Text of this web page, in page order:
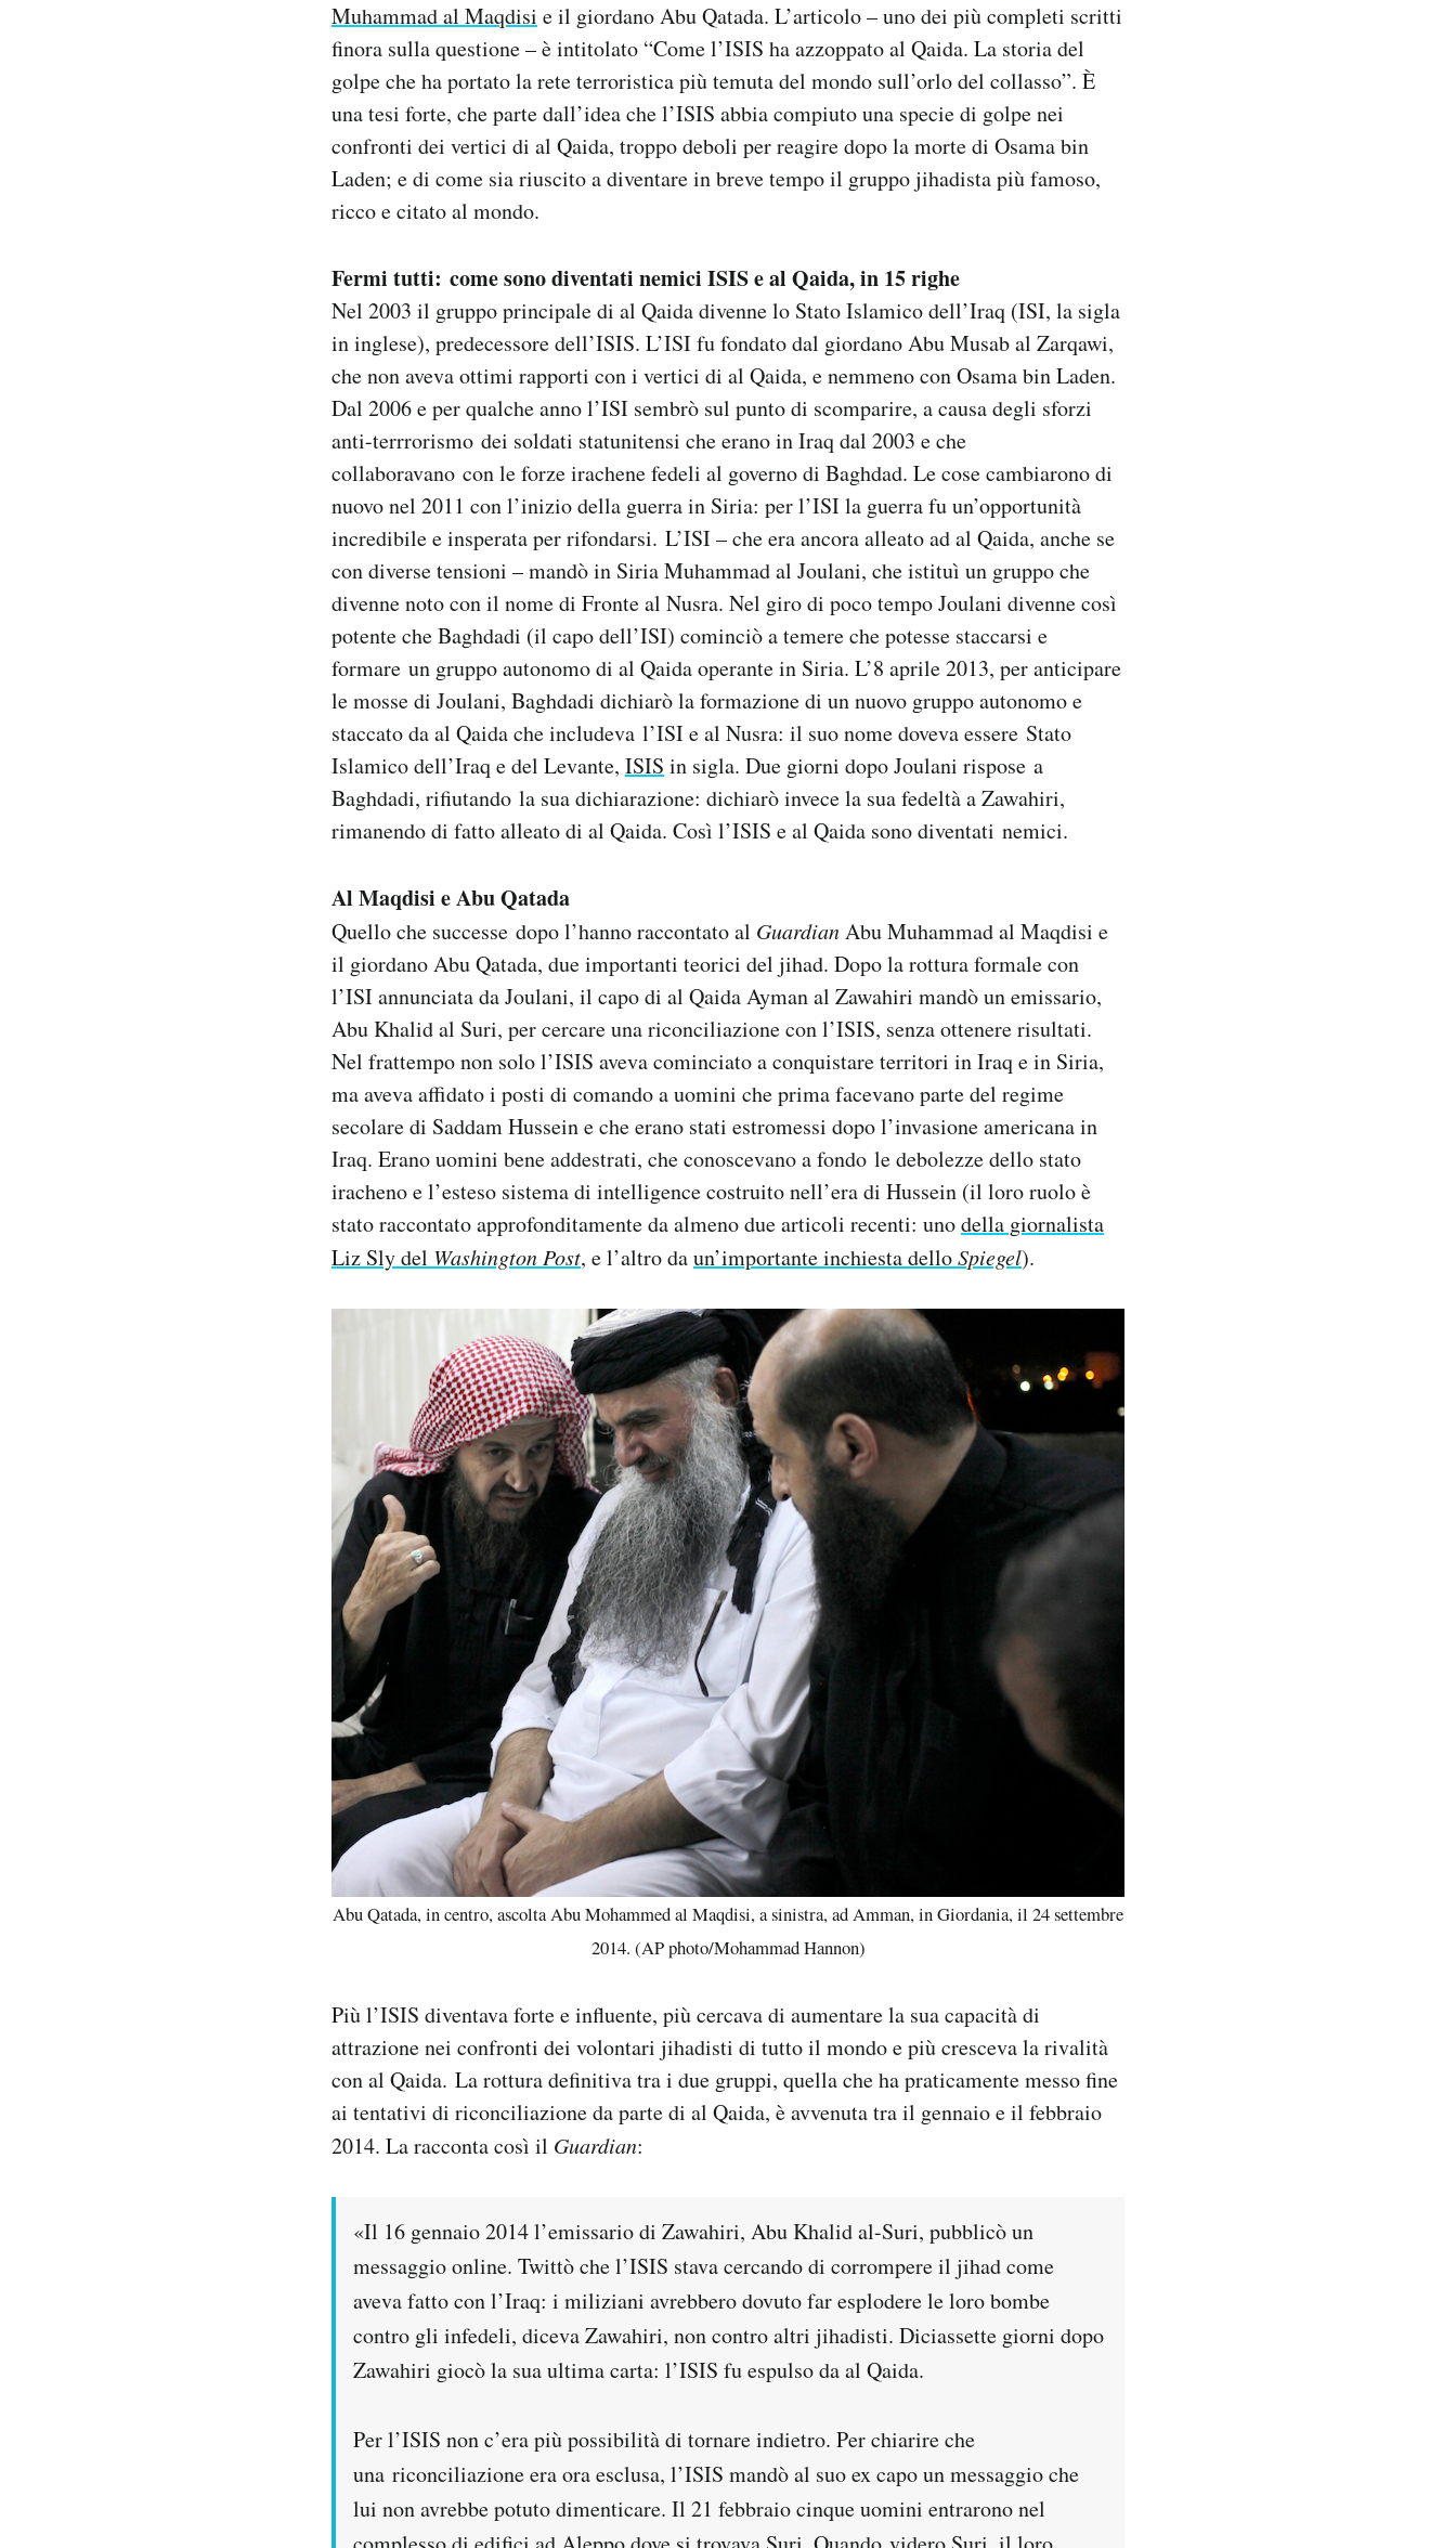
Muhammad al Maqdisi e il giordano Abu Qatada. L’articolo – uno dei più completi scritti
finora sulla questione – è intitolato “Come l’ISIS ha azzoppato al Qaida. La storia del
golpe che ha portato la rete terroristica più temuta del mondo sull’orlo del collasso”. È
una tesi forte, che parte dall’idea che l’ISIS abbia compiuto una specie di golpe nei
confronti dei vertici di al Qaida, troppo deboli per reagire dopo la morte di Osama bin
Laden; e di come sia riuscito a diventare in breve tempo il gruppo jihadista più famoso,
ricco e citato al mondo.
Fermi tutti: come sono diventati nemici ISIS e al Qaida, in 15 righe
Nel 2003 il gruppo principale di al Qaida divenne lo Stato Islamico dell’Iraq (ISI, la sigla
in inglese), predecessore dell’ISIS. L’ISI fu fondato dal giordano Abu Musab al Zarqawi,
che non aveva ottimi rapporti con i vertici di al Qaida, e nemmeno con Osama bin Laden.
Dal 2006 e per qualche anno l’ISI sembrò sul punto di scomparire, a causa degli sforzi
anti-terrrorismo dei soldati statunitensi che erano in Iraq dal 2003 e che
collaboravano con le forze irachene fedeli al governo di Baghdad. Le cose cambiarono di
nuovo nel 2011 con l’inizio della guerra in Siria: per l’ISI la guerra fu un’opportunità
incredibile e insperata per rifondarsi. L’ISI – che era ancora alleato ad al Qaida, anche se
con diverse tensioni – mandò in Siria Muhammad al Joulani, che istituì un gruppo che
divenne noto con il nome di Fronte al Nusra. Nel giro di poco tempo Joulani divenne così
potente che Baghdadi (il capo dell’ISI) cominciò a temere che potesse staccarsi e
formare un gruppo autonomo di al Qaida operante in Siria. L’8 aprile 2013, per anticipare
le mosse di Joulani, Baghdadi dichiarò la formazione di un nuovo gruppo autonomo e
staccato da al Qaida che includeva l’ISI e al Nusra: il suo nome doveva essere Stato
Islamico dell’Iraq e del Levante, ISIS in sigla. Due giorni dopo Joulani rispose a
Baghdadi, rifiutando la sua dichiarazione: dichiarò invece la sua fedeltà a Zawahiri,
rimanendo di fatto alleato di al Qaida. Così l’ISIS e al Qaida sono diventati nemici.
Al Maqdisi e Abu Qatada
Quello che successe dopo l’hanno raccontato al GuardianAbu Muhammad al Maqdisi e
il giordano Abu Qatada, due importanti teorici del jihad. Dopo la rottura formale con
l’ISI annunciata da Joulani, il capo di al Qaida Ayman al Zawahiri mandò un emissario,
Abu Khalid al Suri, per cercare una riconciliazione con l’ISIS, senza ottenere risultati.
Nel frattempo non solo l’ISIS aveva cominciato a conquistare territori in Iraq e in Siria,
ma aveva affidato i posti di comando a uomini che prima facevano parte del regime
secolare di Saddam Hussein e che erano stati estromessi dopo l’invasione americana in
Iraq. Erano uomini bene addestrati, che conoscevano a fondo le debolezze dello stato
iracheno e l’esteso sistema di intelligence costruito nell’era di Hussein (il loro ruolo è
stato raccontato approfonditamente da almeno due articoli recenti: unodella giornalista
Liz Sly del Washington Post, e l’altro daun’importante inchiesta delloSpiegel).
Abu Qatada, in centro, ascolta Abu Mohammed al Maqdisi, a sinistra, ad Amman, in Giordania, il 24 settembre
2014. (AP photo/Mohammad Hannon)
Più l’ISIS diventava forte e influente, più cercava di aumentare la sua capacità di
attrazione nei confronti dei volontari jihadisti di tutto il mondo e più cresceva la rivalità
con al Qaida. La rottura definitiva tra i due gruppi, quella che ha praticamente messo fine
ai tentativi di riconciliazione da parte di al Qaida, è avvenuta tra il gennaio e il febbraio
2014. La racconta così il Guardian:
«Il 16 gennaio 2014 l’emissario di Zawahiri, Abu Khalid al-Suri, pubblicò un
messaggio online. Twittò che l’ISIS stava cercando di corrompere il jihad come
aveva fatto con l’Iraq: i miliziani avrebbero dovuto far esplodere le loro bombe
contro gli infedeli, diceva Zawahiri, non contro altri jihadisti. Diciassette giorni dopo
Zawahiri giocò la sua ultima carta: l’ISIS fu espulso da al Qaida.
Per l’ISIS non c’era più possibilità di tornare indietro. Per chiarire che
una riconciliazione era ora esclusa, l’ISIS mandò al suo ex capo un messaggio che
lui non avrebbe potuto dimenticare. Il 21 febbraio cinque uomini entrarono nel